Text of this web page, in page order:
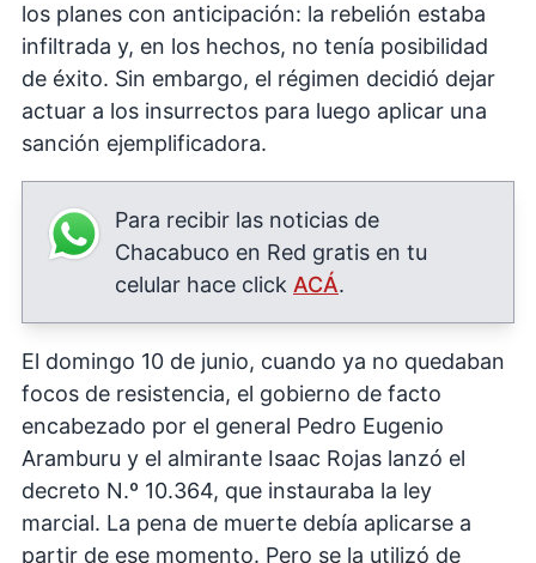
los planes con anticipación: la rebelión estaba
infiltrada y, en los hechos, no tenía posibilidad
de éxito. Sin embargo, el régimen decidió dejar
actuar a los insurrectos para luego aplicar una
sanción ejemplificadora.
Para recibir las noticias de
Chacabuco en Red gratis en tu
celular hace click ACÁ.
El domingo 10 de junio, cuando ya no quedaban
focos de resistencia, el gobierno de facto
encabezado por el general Pedro Eugenio
Aramburu y el almirante Isaac Rojas lanzó el
decreto N.º 10.364, que instauraba la ley
marcial. La pena de muerte debía aplicarse a
partir de ese momento. Pero se la utilizó de